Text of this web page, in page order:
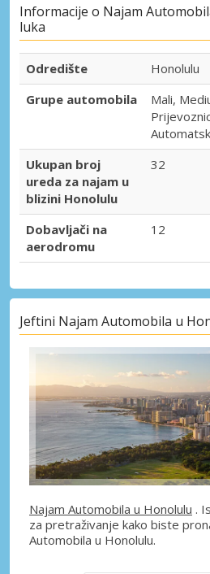
Informacije o Najam
luka
Odredište
Honolulu
Grupe automobila
Mali,
Ukupan broj
ureda za najam u
blizini Honolulu
32
Dobavljači na
aerodromu
12
Jeftini Najam Automobila u
Najam Automobila u Honolulu .
za pretraživanje kako biste
Automobila u Honolulu.